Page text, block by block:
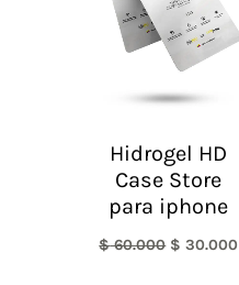
Hidrogel HD
Case Store
para iphone
$60.000 $ 30.000